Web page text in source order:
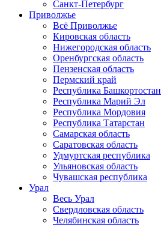
Санкт-Петербург
Приволжье
Всё Приволжье
Кировская область
Нижегородская область
Оренбургская область
Пензенская область
Пермский край
Республика Башкортостан
Республика Марий Эл
Республика Мордовия
Республика Татарстан
Самарская область
Саратовская область
Удмуртская республика
Ульяновская область
Чувашская республика
Урал
Весь Урал
Свердловская область
Челябинская область